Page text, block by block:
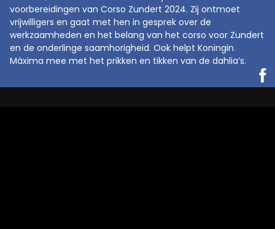
voorbereidingen van Corso Zundert 2024. Zij ontmoet
vrijwilligers en gaat met hen in gesprek over de
werkzaamheden en het belang van het corso voor Zundert
en de onderlinge saamhorigheid. Ook helpt Koningin
Máxima mee met het prikken en tikken van de dahlia’s.